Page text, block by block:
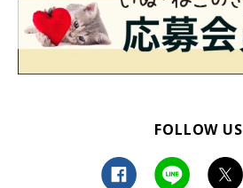
ば愛犬はストレスフリーになる！』
イラスト／船越谷 香
FOLLOW US